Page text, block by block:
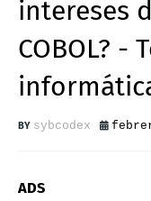
intereses
COBOL? -
sybcodex
ADS